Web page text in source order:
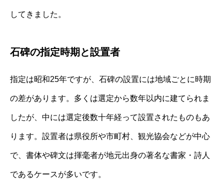
してきました。
石碑の指定時期と設置者
指定は昭和25年ですが、石碑の設置には地域ごとに時期
の差があります。多くは選定から数年以内に建てられま
したが、中には選定後数十年経って設置されたものもあ
ります。設置者は県役所や市町村、観光協会などが中心
で、書体や碑文は揮毫者が地元出身の著名な書家・詩人
であるケースが多いです。